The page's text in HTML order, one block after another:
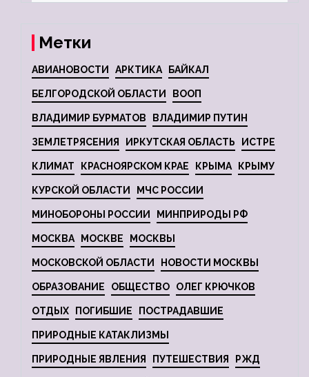
Метки
АВИАНОВОСТИ АРКТИКА БАЙКАЛ
БЕЛГОРОДСКОЙ ОБЛАСТИ ВООП
ВЛАДИМИР БУРМАТОВ ВЛАДИМИР ПУТИН
ЗЕМЛЕТРЯСЕНИЯ ИРКУТСКАЯ ОБЛАСТЬ ИСТРЕ
КЛИМАТ КРАСНОЯРСКОМ КРАЕ КРЫМА КРЫМУ
КУРСКОЙ ОБЛАСТИ МЧС РОССИИ
МИНОБОРОНЫ РОССИИ МИНПРИРОДЫ РФ
МОСКВА МОСКВЕ МОСКВЫ
МОСКОВСКОЙ ОБЛАСТИ НОВОСТИ МОСКВЫ
ОБРАЗОВАНИЕ ОБЩЕСТВО ОЛЕГ КРЮЧКОВ
ОТДЫХ ПОГИБШИЕ ПОСТРАДАВШИЕ
ПРИРОДНЫЕ КАТАКЛИЗМЫ
ПРИРОДНЫЕ ЯВЛЕНИЯ ПУТЕШЕСТВИЯ РЖД